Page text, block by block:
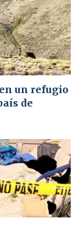
un refugio
de